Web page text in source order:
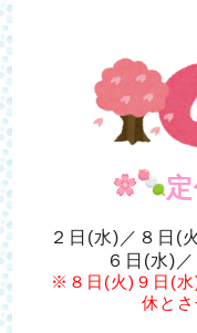
２日(水)／８日(
６日(水)
※８日(火)９日(水
休とさ